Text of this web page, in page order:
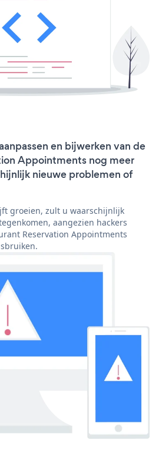
en bijwerken van de
Appointments nog meer
nieuwe problemen of
groeien, zult u waarschijnlijk
aangezien hackers
Reservation Appointments